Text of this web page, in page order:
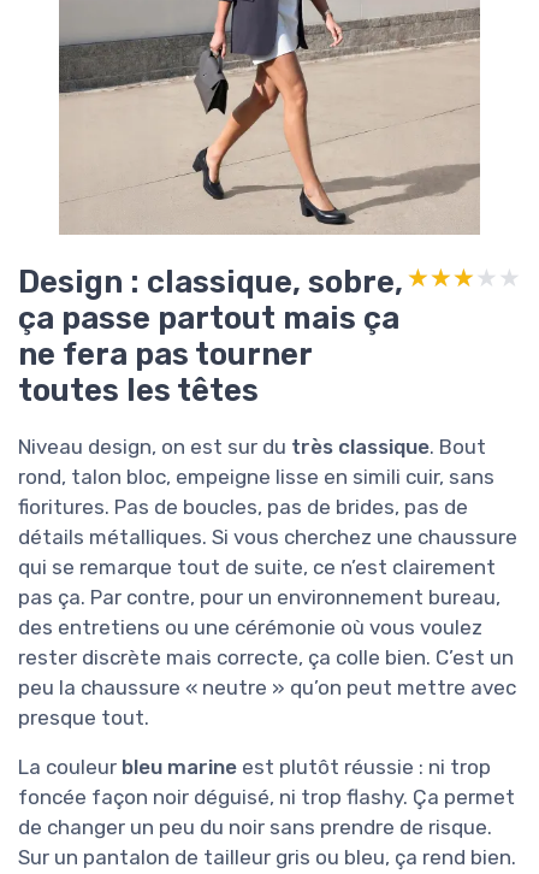
Design : classique, sobre,
ça passe partout mais ça
ne fera pas tourner
toutes les têtes
★★★★★
★★★★★
Niveau design, on est sur du très classique. Bout
rond, talon bloc, empeigne lisse en simili cuir, sans
fioritures. Pas de boucles, pas de brides, pas de
détails métalliques. Si vous cherchez une chaussure
qui se remarque tout de suite, ce n’est clairement
pas ça. Par contre, pour un environnement bureau,
des entretiens ou une cérémonie où vous voulez
rester discrète mais correcte, ça colle bien. C’est un
peu la chaussure « neutre » qu’on peut mettre avec
presque tout.
La couleur bleu marine est plutôt réussie : ni trop
foncée façon noir déguisé, ni trop flashy. Ça permet
de changer un peu du noir sans prendre de risque.
Sur un pantalon de tailleur gris ou bleu, ça rend bien.